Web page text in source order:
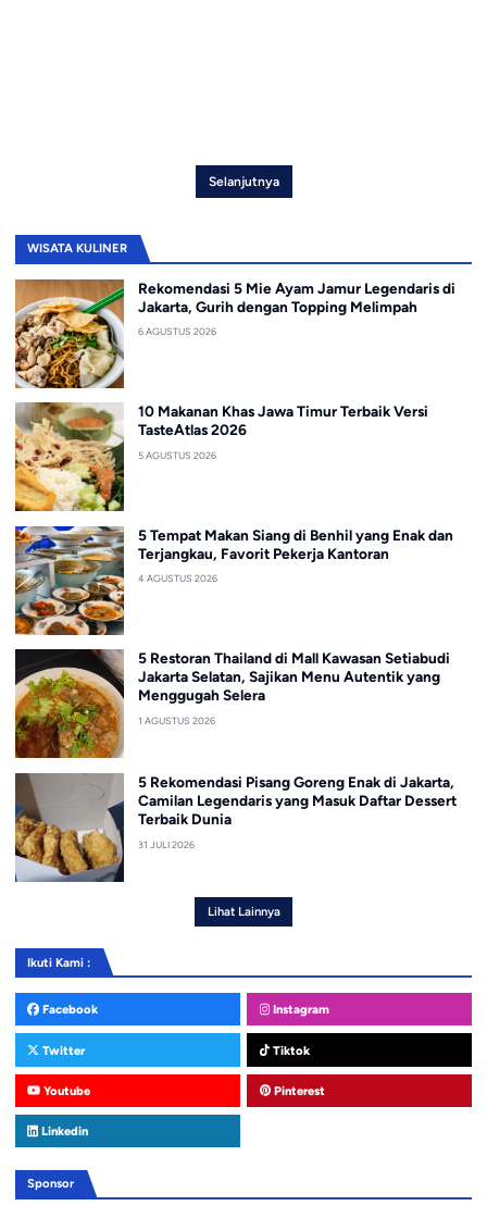
Selanjutnya
WISATA KULINER
Rekomendasi 5 Mie Ayam Jamur Legendaris di
Jakarta, Gurih dengan Topping Melimpah
6 AGUSTUS 2026
10 Makanan Khas Jawa Timur Terbaik Versi
TasteAtlas 2026
5 AGUSTUS 2026
5 Tempat Makan Siang di Benhil yang Enak dan
Terjangkau, Favorit Pekerja Kantoran
4 AGUSTUS 2026
5 Restoran Thailand di Mall Kawasan Setiabudi
Jakarta Selatan, Sajikan Menu Autentik yang
Menggugah Selera
1 AGUSTUS 2026
5 Rekomendasi Pisang Goreng Enak di Jakarta,
Camilan Legendaris yang Masuk Daftar Dessert
Terbaik Dunia
31 JULI 2026
Lihat Lainnya
Ikuti Kami :
Facebook Instagram
Twitter Tiktok
Youtube Pinterest
Linkedin
Sponsor